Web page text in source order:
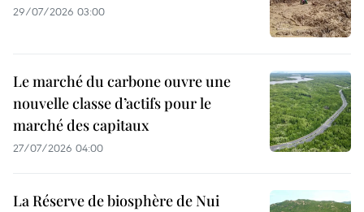
29/07/2026 03:00
Le marché du carbone ouvre une
nouvelle classe d’actifs pour le
marché des capitaux
27/07/2026 04:00
La Réserve de biosphère de Nui